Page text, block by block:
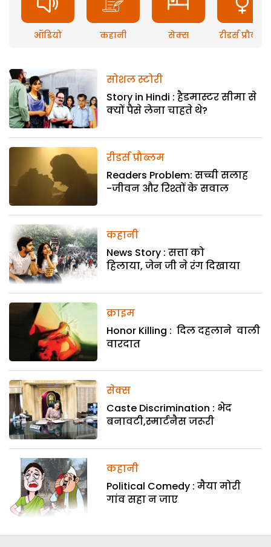
ऑडियो कहानी सेक्स रीडर्स प्रौब्लम
सोशल स्टोरी
Story in Hindi : हैडमास्टर सीमा से
क्यों पैसे लेना चाहते थे?
रीडर्स प्रौब्लम
Readers Problem: सच्ची सलाह
-जीवन और रिश्तों के सवाल
कहानी
News Story : सत्ता को
हिलाया, जेन जी ने रंग दिखाया
क्राइम
Honor Killing : दिल दहलाने वाली
वारदात
सेक्स
Caste Discrimination : भेद
बनावटी,स्मार्टनैस जरूरी
कहानी
Political Comedy : मैया मोरी
गांव सहा न जाए